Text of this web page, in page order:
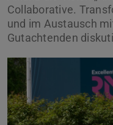
Collaborative.
und im Austausch
Gutachtenden